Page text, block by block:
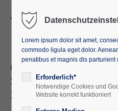
Gutsanlagen,
Schlösser und
15.10.2023
Lorem ipsum dolor sit amet,
commodo ligula eget dolor.
penatibus et magnis dis parturient
Erforderlich*
Notwendige Cookies und
Website korrekt funktioniert